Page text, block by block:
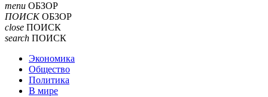
menu ОБЗОР
ПОИСК ОБЗОР
close ПОИСК
search ПОИСК
Экономика
Общество
Политика
В мире